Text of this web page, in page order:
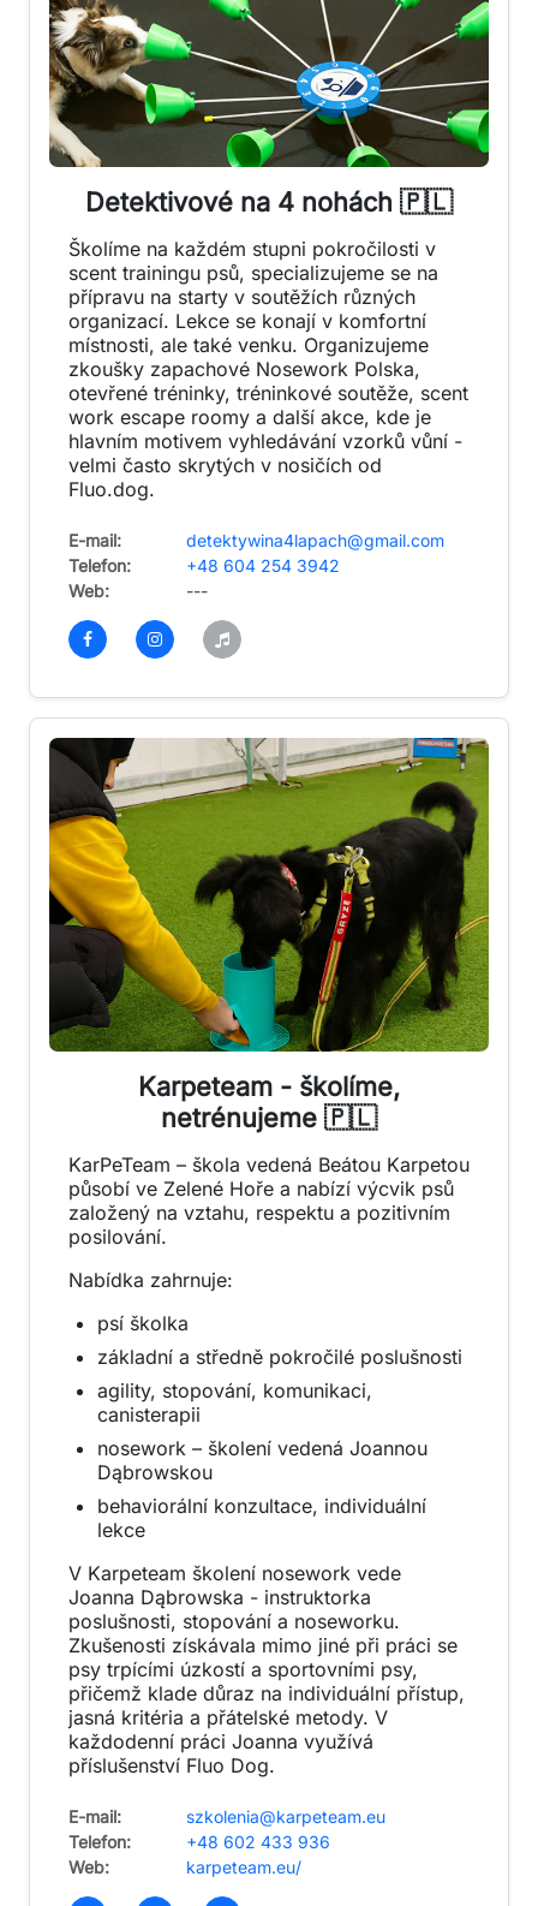
Detektivové na 4 nohách 🇵🇱
Školíme na každém stupni pokročilosti v
scent trainingu psů, specializujeme se na
přípravu na starty v soutěžích různých
organizací. Lekce se konají v komfortní
místnosti, ale také venku. Organizujeme
zkoušky zapachové Nosework Polska,
otevřené tréninky, tréninkové soutěže, scent
work escape roomy a další akce, kde je
hlavním motivem vyhledávání vzorků vůní -
velmi často skrytých v nosičích od
Fluo.dog.
E-mail:
detektywina4lapach@gmail.com
Telefon:
+48 604 254 3942
Web:
---
Karpeteam - školíme,
netrénujeme 🇵🇱
KarPeTeam – škola vedená Beátou Karpetou
působí ve Zelené Hoře a nabízí výcvik psů
založený na vztahu, respektu a pozitivním
posilování.
Nabídka zahrnuje:
psí školka
základní a středně pokročilé poslušnosti
agility, stopování, komunikaci,
canisterapii
nosework – školení vedená Joannou
Dąbrowskou
behaviorální konzultace, individuální
lekce
V Karpeteam školení nosework vede
Joanna Dąbrowska - instruktorka
poslušnosti, stopování a noseworku.
Zkušenosti získávala mimo jiné při práci se
psy trpícími úzkostí a sportovními psy,
přičemž klade důraz na individuální přístup,
jasná kritéria a přátelské metody. V
každodenní práci Joanna využívá
příslušenství Fluo Dog.
E-mail:
szkolenia@karpeteam.eu
Telefon:
+48 602 433 936
Web:
karpeteam.eu/